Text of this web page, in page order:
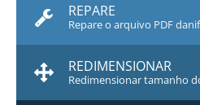
REPARE
Repare o arquivo PDF
REDIMENSIONAR
Redimensionar tamanho